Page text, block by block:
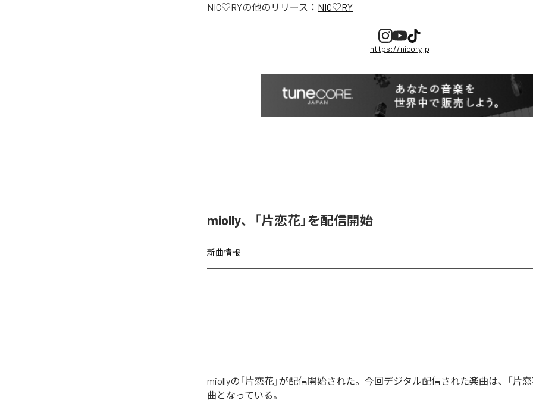
NIC♡RYの他のリリース： NIC♡RY
https://nicory.jp
miolly、「片恋花」を配信開始
新曲情報
miollyの「片恋花」が配信開始された。今回デジタル配信された楽曲は、「片恋
曲となっている。